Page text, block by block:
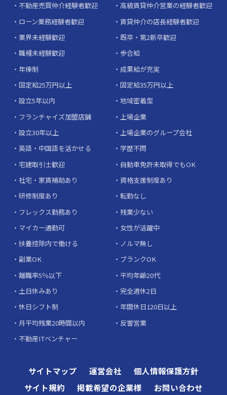
不動産売買仲介経験者歓迎
高級賃貸仲介営業の経験者歓迎
ローン業務経験者歓迎
賃貸仲介の店長経験者歓迎
業界未経験歓迎
既卒・第2新卒歓迎
職種未経験歓迎
歩合給
年俸制
成果給が充実
固定給25万円以上
固定給35万円以上
設立5年以内
地域密着型
フランチャイズ加盟店舗
上場企業
設立30年以上
上場企業のグループ会社
英語・中国語を活かせる
学歴不問
宅建取引士歓迎
自動車免許未取得でもOK
社宅・家賃補助あり
資格支援制度あり
研修制度あり
転勤なし
フレックス勤務あり
残業少ない
マイカー通勤可
女性が活躍中
扶養控除内で働ける
ノルマ無し
副業OK
ブランクOK
離職率5％以下
平均年齢20代
土日休みあり
完全週休2日
休日シフト制
年間休日120日以上
月平均残業20時間以内
反響営業
不動産ITベンチャー
サイトマップ 運営会社
個人情報保護方針
サイト規約
掲載希望の企業様 お問い合わせ